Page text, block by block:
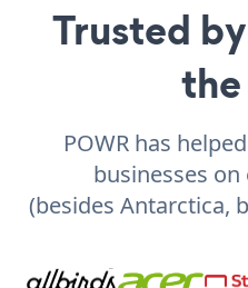
Trusted
POWR has
businesses
(besides Antarctica,